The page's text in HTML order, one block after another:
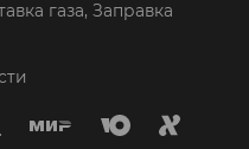
газа, Заправка